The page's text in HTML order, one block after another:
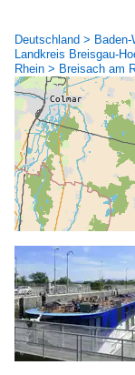
Deutschland >
Landkreis Breisgau-
Rhein > Breisach am